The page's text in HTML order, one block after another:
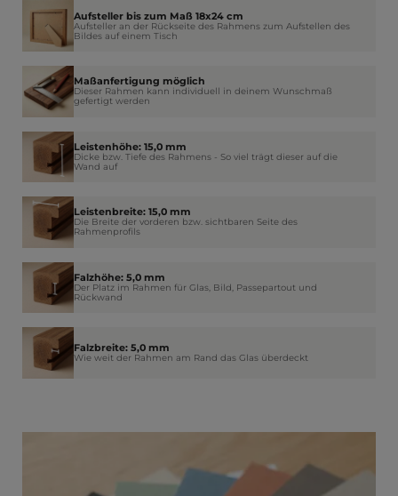
Aufsteller bis zum Maß 18x24 cm
Aufsteller an der Rückseite des Rahmens zum Aufstellen des
Bildes auf einem Tisch
Maßanfertigung möglich
Dieser Rahmen kann individuell in deinem Wunschmaß
gefertigt werden
Leistenhöhe: 15,0 mm
Dicke bzw. Tiefe des Rahmens - So viel trägt dieser auf die
Wand auf
Leistenbreite: 15,0 mm
Die Breite der vorderen bzw. sichtbaren Seite des
Rahmenprofils
Falzhöhe: 5,0 mm
Der Platz im Rahmen für Glas, Bild, Passepartout und
Rückwand
Falzbreite: 5,0 mm
Wie weit der Rahmen am Rand das Glas überdeckt